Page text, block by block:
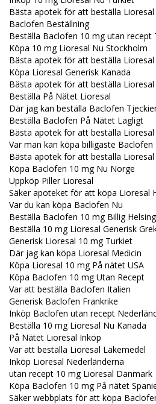
Bästa apotek för att beställa
Baclofen Beställning
Beställa Baclofen 10 mg utan recept
Köpa 10 mg Lioresal Nu Stockholm
Bästa apotek för att beställa Lioresal
Köpa Lioresal Generisk Kanada
Bästa apotek för att beställa
Beställa På Nätet Lioresal
Där jag kan beställa Baclofen
Beställa Baclofen På Nätet Lagligt
Bästa apotek för att beställa
Var man kan köpa billigaste Baclofen
Bästa apotek för att beställa Lioresal
Köpa Baclofen 10 mg Nu Norge
Uppköp Piller Lioresal
Säker apoteket för att köpa Lioresal
Var du kan köpa Baclofen Nu
Beställa Baclofen 10 mg Billig
Beställa 10 mg Lioresal Generisk
Generisk Lioresal 10 mg Turkiet
Där jag kan köpa Lioresal Medicin
Köpa Lioresal 10 mg På nätet USA
Köpa Baclofen 10 mg Utan Recept
Var att beställa Baclofen Italien
Generisk Baclofen Frankrike
Inköp Baclofen utan recept
Beställa 10 mg Lioresal Nu Kanada
På Nätet Lioresal Inköp
Var att beställa Lioresal Läkemedel
Inköp Lioresal Nederländerna
utan recept 10 mg Lioresal Danmark
Köpa Baclofen 10 mg På nätet
Säker webbplats för att köpa